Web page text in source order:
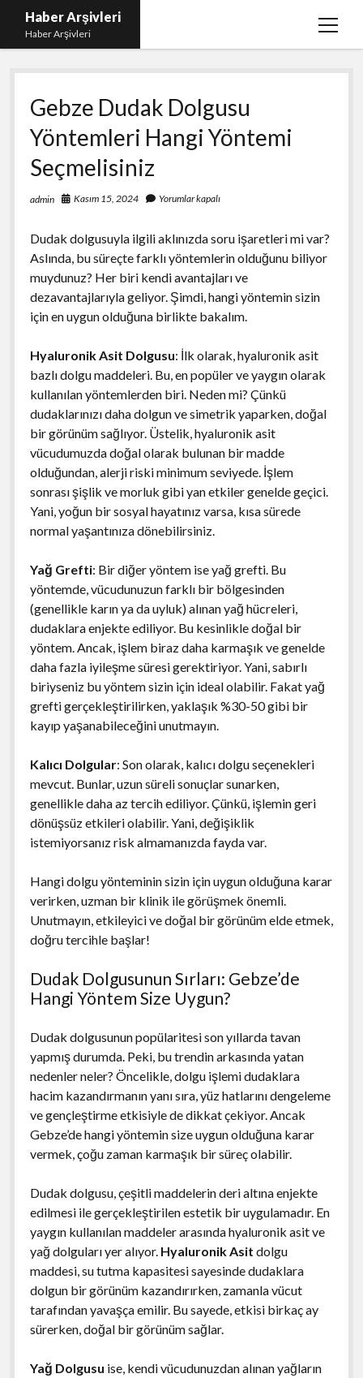
Haber Arşivleri
Haber Arşivleri
menüyü
Liste
Sayfa Listesi
Ücretsiz Tiktok Takipçi Çoğaltma
YouTube’da Nasıl Abone Kazanılır
Gebze Dudak Dolgusu
Yöntemleri Hangi Yöntemi
Seçmelisiniz
admin Kasım 15, 2024 Yorumlar kapalı
Dudak dolgusuyla ilgili aklınızda soru işaretleri mi var?
Aslında, bu süreçte farklı yöntemlerin olduğunu biliyor
muydunuz? Her biri kendi avantajları ve
dezavantajlarıyla geliyor. Şimdi, hangi yöntemin sizin
için en uygun olduğuna birlikte bakalım.
Hyaluronik Asit Dolgusu: İlk olarak, hyaluronik asit
bazlı dolgu maddeleri. Bu, en popüler ve yaygın olarak
kullanılan yöntemlerden biri. Neden mi? Çünkü
dudaklarınızı daha dolgun ve simetrik yaparken, doğal
bir görünüm sağlıyor. Üstelik, hyaluronik asit
vücudumuzda doğal olarak bulunan bir madde
olduğundan, alerji riski minimum seviyede. İşlem
sonrası şişlik ve morluk gibi yan etkiler genelde geçici.
Yani, yoğun bir sosyal hayatınız varsa, kısa sürede
normal yaşantınıza dönebilirsiniz.
Yağ Grefti: Bir diğer yöntem ise yağ grefti. Bu
yöntemde, vücudunuzun farklı bir bölgesinden
(genellikle karın ya da uyluk) alınan yağ hücreleri,
dudaklara enjekte ediliyor. Bu kesinlikle doğal bir
yöntem. Ancak, işlem biraz daha karmaşık ve genelde
daha fazla iyileşme süresi gerektiriyor. Yani, sabırlı
biriyseniz bu yöntem sizin için ideal olabilir. Fakat yağ
grefti gerçekleştirilirken, yaklaşık %30-50 gibi bir
kayıp yaşanabileceğini unutmayın.
Kalıcı Dolgular: Son olarak, kalıcı dolgu seçenekleri
mevcut. Bunlar, uzun süreli sonuçlar sunarken,
genellikle daha az tercih ediliyor. Çünkü, işlemin geri
dönüşsüz etkileri olabilir. Yani, değişiklik
istemiyorsanız risk almamanızda fayda var.
Hangi dolgu yönteminin sizin için uygun olduğuna karar
verirken, uzman bir klinik ile görüşmek önemli.
Unutmayın, etkileyici ve doğal bir görünüm elde etmek,
doğru tercihle başlar!
Dudak Dolgusunun Sırları: Gebze’de
Hangi Yöntem Size Uygun?
Dudak dolgusunun popülaritesi son yıllarda tavan
yapmış durumda. Peki, bu trendin arkasında yatan
nedenler neler? Öncelikle, dolgu işlemi dudaklara
hacim kazandırmanın yanı sıra, yüz hatlarını dengeleme
ve gençleştirme etkisiyle de dikkat çekiyor. Ancak
Gebze’de hangi yöntemin size uygun olduğuna karar
vermek, çoğu zaman karmaşık bir süreç olabilir.
Dudak dolgusu, çeşitli maddelerin deri altına enjekte
edilmesi ile gerçekleştirilen estetik bir uygulamadır. En
yaygın kullanılan maddeler arasında hyaluronik asit ve
yağ dolguları yer alıyor. Hyaluronik Asit dolgu
maddesi, su tutma kapasitesi sayesinde dudaklara
dolgun bir görünüm kazandırırken, zamanla vücut
tarafından yavaşça emilir. Bu sayede, etkisi birkaç ay
sürerken, doğal bir görünüm sağlar.
Yağ Dolgusu ise, kendi vücudunuzdan alınan yağların